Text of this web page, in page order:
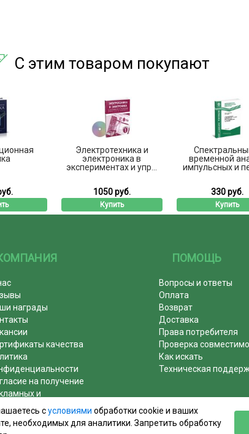
С этим товаром покупают
Электротехника и
электроника в
экспериментах и упр...
1050 руб.
Купить
временной
импульсных и
330 руб.
Купить
награды
качества
на получение
и
рассылок
журналы покупают у
ПОМОЩЬ
Вопросы и ответы
Оплата
Возврат
Доставка
Права потребителя
Проверка
Как искать
Техническая
сусловиями обработки cookie и ваших
необходимых для аналитики. Запретить обработку